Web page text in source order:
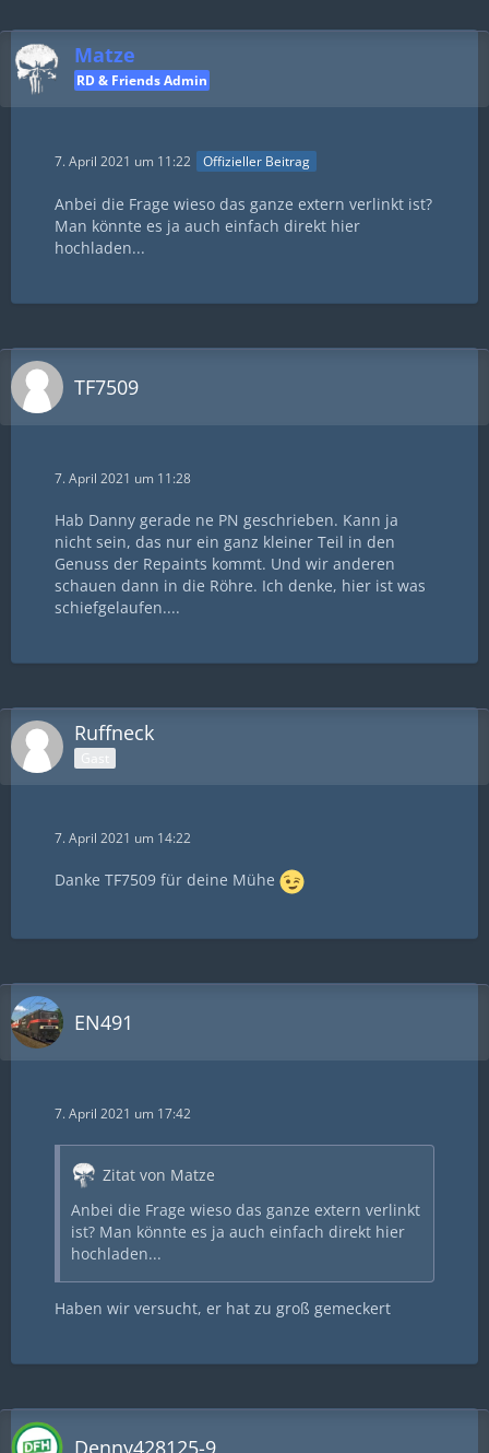
Matze
RD & Friends Admin
7. April 2021 um 11:22 Offizieller Beitrag
Anbei die Frage wieso das ganze extern verlinkt ist?
Man könnte es ja auch einfach direkt hier
hochladen...
TF7509
7. April 2021 um 11:28
Hab Danny gerade ne PN geschrieben. Kann ja
nicht sein, das nur ein ganz kleiner Teil in den
Genuss der Repaints kommt. Und wir anderen
schauen dann in die Röhre. Ich denke, hier ist was
schiefgelaufen....
Ruffneck
Gast
7. April 2021 um 14:22
Danke TF7509 für deine Mühe
EN491
7. April 2021 um 17:42
Zitat von Matze
Anbei die Frage wieso das ganze extern verlinkt
ist? Man könnte es ja auch einfach direkt hier
hochladen...
Haben wir versucht, er hat zu groß gemeckert
Denny428125-9